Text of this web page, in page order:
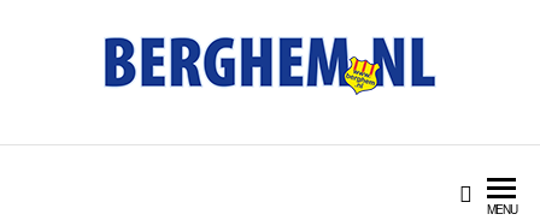
BERGHEM.NLvoor Bérgse mensen
MENU